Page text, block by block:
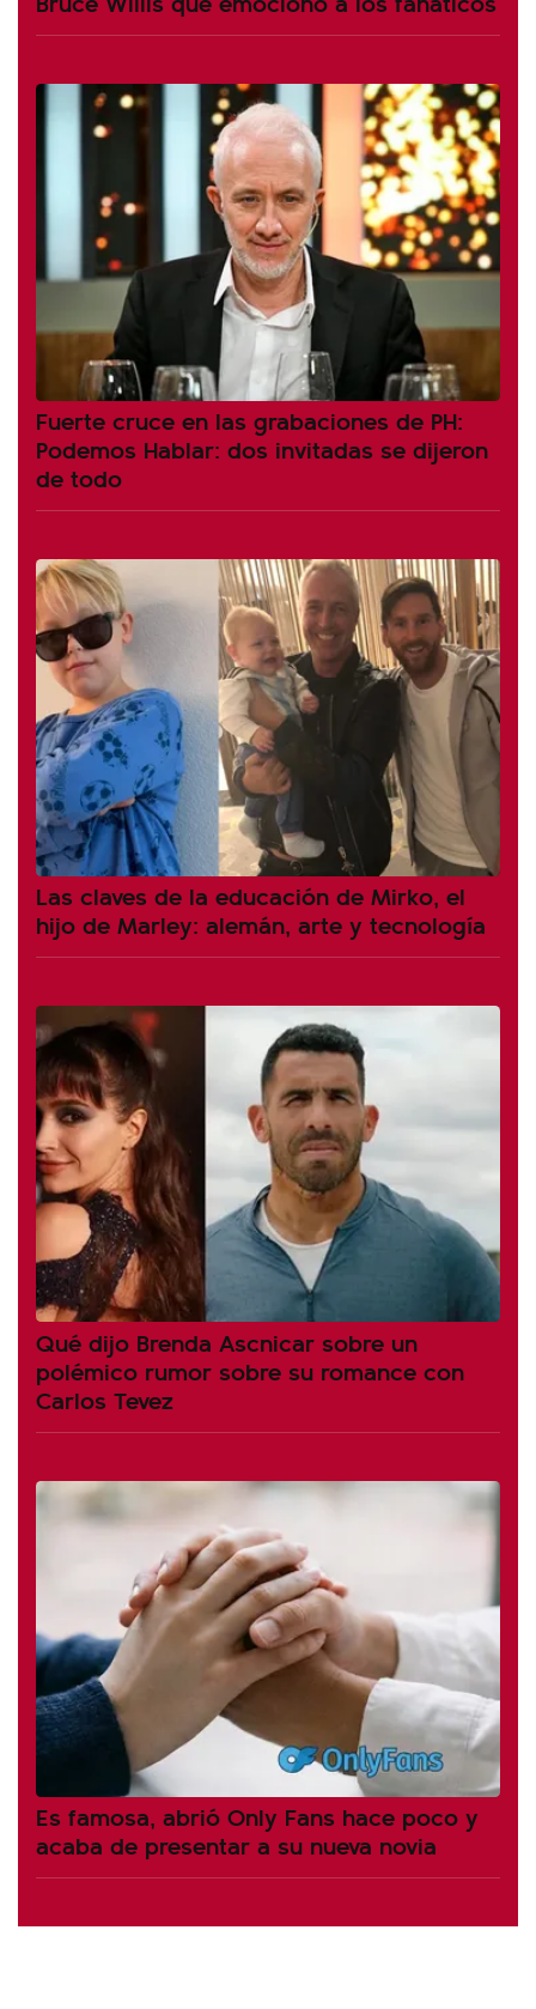
Fuerte cruce en las grabaciones de PH:
Podemos Hablar: dos invitadas se dijeron
de todo
Las claves de la educación de Mirko, el
hijo de Marley: alemán, arte y tecnología
Qué dijo Brenda Ascnicar sobre un
polémico rumor sobre su romance con
Carlos Tevez
Es famosa, abrió Only Fans hace poco y
acaba de presentar a su nueva novia